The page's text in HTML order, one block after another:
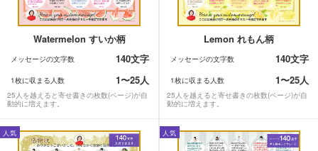
Watermelon すいか柄
メッセージの文字数 140文字
1枚に収まる人数 1〜25人
25人を越えると寄せ書きの枚数(ページ)が自
動的に増えます。
Lemon れもん柄
メッセージの文字数 140文字
1枚に収まる人数 1〜25人
25人を越えると寄せ書きの枚数(ページ)が自
動的に増えます。
人気 人気